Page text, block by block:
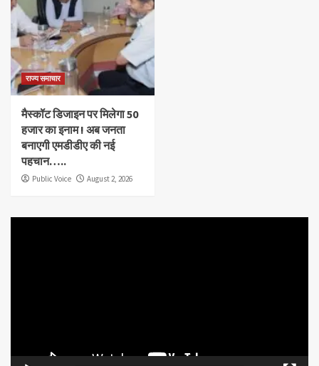
राज्य समाचार
मैस्कॉट डिजाइन पर मिलेगा 50
हजार का इनाम ! अब जनता
बनाएगी एमडीडीए की नई
पहचान…..
Public Voice August 2, 2026